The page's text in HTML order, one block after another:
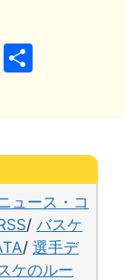
E
ュース・コ
/ バスケ
/ 選手デ
ケのルー